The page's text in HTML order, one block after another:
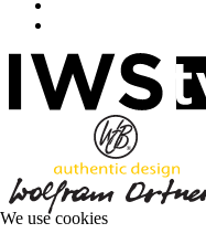
We use cookies